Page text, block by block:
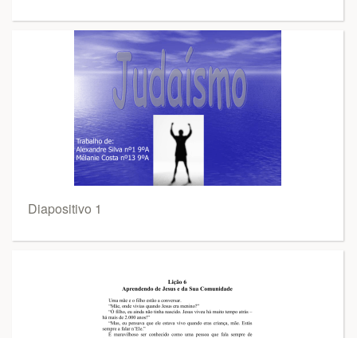
Diapositivo 1